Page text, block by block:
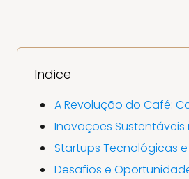
Indice
A Revolução do Café:
Inovações
Startups Tecnológicas
Desafios e